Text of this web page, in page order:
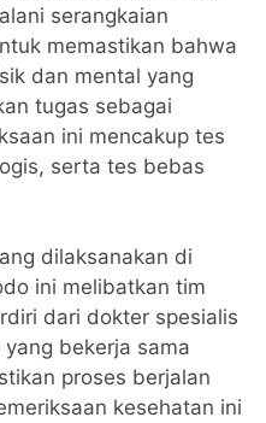
serangkaian
memastikan bahwa
dan mental yang
tugas sebagai
ini mencakup tes
serta tes bebas
dilaksanakan di
ini melibatkan tim
dari dokter spesialis
bekerja sama
proses berjalan
kesehatan ini